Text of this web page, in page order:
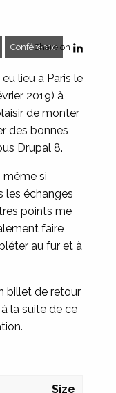
Conférence
Share on
lieu à Paris le
2019) à
de monter
des bonnes
Drupal 8.
même si
les échanges
points me
faire
au fur et à
billet de retour
la suite de ce
Size